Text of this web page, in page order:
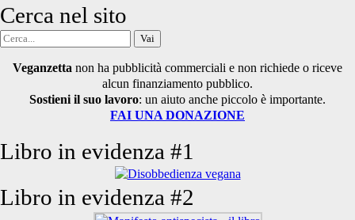
Cerca nel sito
Cerca
Veganzetta non ha pubblicità commerciali e non richiede o riceve
alcun finanziamento pubblico.
Sostieni il suo lavoro: un aiuto anche piccolo è importante.
FAI UNA DONAZIONE
Libro in evidenza #1
Libro in evidenza #2